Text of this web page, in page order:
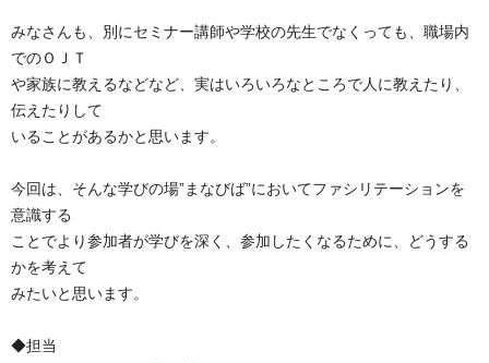
みなさんも、別にセミナー講師や学校の先生でなくっても、職場内
でのＯＪＴ
や家族に教えるなどなど、実はいろいろなところで人に教えたり、
伝えたりして
いることがあるかと思います。
今回は、そんな学びの場”まなびば”においてファシリテーションを
意識する
ことでより参加者が学びを深く、参加したくなるために、どうする
かを考えて
みたいと思います。
◆担当